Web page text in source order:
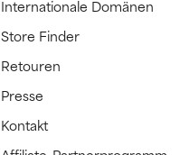
Internationale Domänen
Store Finder
Retouren
Presse
Kontakt